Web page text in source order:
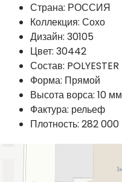
Страна: РОССИЯ
Коллекция: Сохо
Дизайн: 30105
Цвет: 30442
Состав: POLYESTER
Форма: Прямой
Высота ворса: 10 мм
Фактура: рельеф
Плотность: 282 000